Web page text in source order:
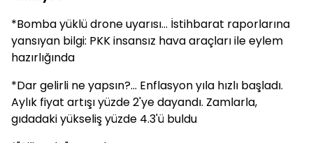
*Bomba yüklü drone uyarısı... İstihbarat raporlarına
yansıyan bilgi: PKK insansız hava araçları ile eylem
hazırlığında
*Dar gelirli ne yapsın?... Enflasyon yıla hızlı başladı.
Aylık fiyat artışı yüzde 2'ye dayandı. Zamlarla,
gıdadaki yükseliş yüzde 4.3'ü buldu